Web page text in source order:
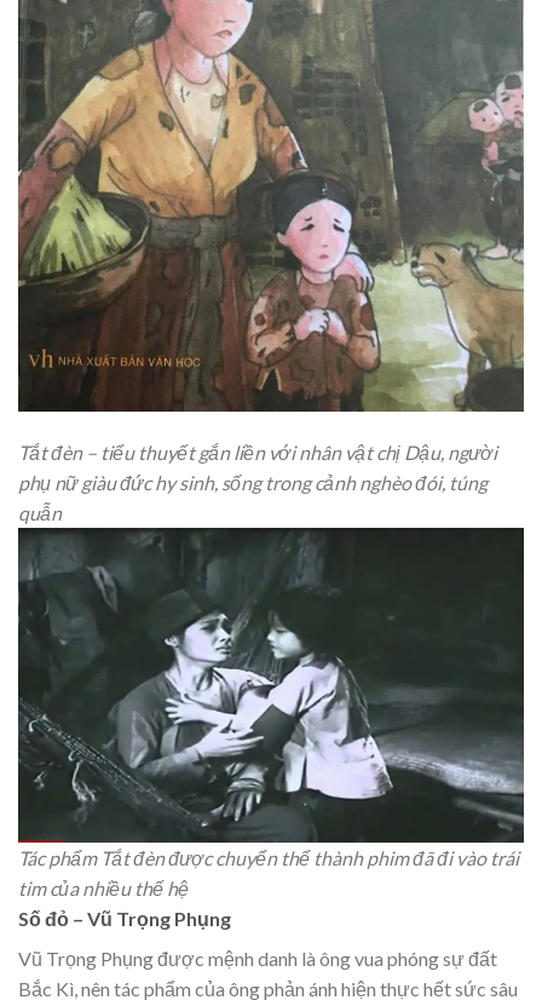
Tắt đèn – tiểu thuyết gắn liền với nhân vật chị Dậu, người
phụ nữ giàu đức hy sinh, sống trong cảnh nghèo đói, túng
quẫn
Tác phẩm Tắt đèn được chuyển thể thành phim đã đi vào trái
tim của nhiều thế hệ
Số đỏ – Vũ Trọng Phụng
Vũ Trọng Phụng được mệnh danh là ông vua phóng sự đất
Bắc Kì, nên tác phẩm của ông phản ánh hiện thực hết sức sâu